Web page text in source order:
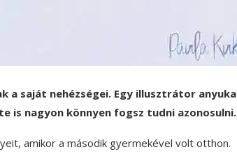
a saját nehézségei. Egy illusztrátor anyuka
is nagyon könnyen fogsz tudni azonosulni.
amikor a második gyermekével volt otthon.